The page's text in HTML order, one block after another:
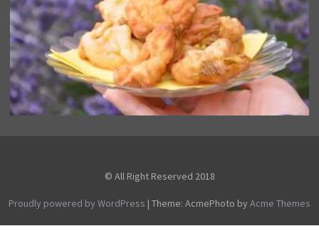
© All Right Reserved 2018
Proudly powered by WordPress | Theme: AcmePhoto by Acme Themes